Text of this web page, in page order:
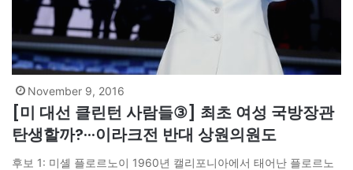
November 9, 2016
[미 대선 클린턴 사람들③] 최초 여성 국방장관
탄생할까?···이라크전 반대 상원의원도
후보 1: 미셸 플로르노이 1960년 캘리포니아에서 태어난 플로르노